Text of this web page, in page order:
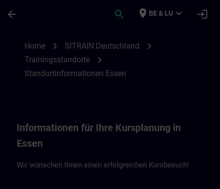
arrow_back search place BE & LU expand_more login
Home chevron_right SITRAIN Deutschland chevron_right
Trainingsstandorte chevron_right
Standortinformationen Essen
Informationen für Ihre Kursplanung in
Essen
Wir wünschen Ihnen einen erfolgreichen Kursbesuch!